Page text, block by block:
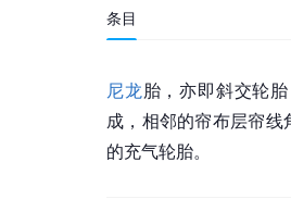
条目
尼龙 胎，亦即斜交轮
成，相邻的帘布层帘
的充气轮胎。